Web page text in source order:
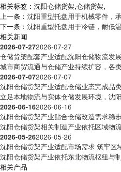
相关标签： 沈阳仓储货架,仓储货架,
上一条： 沈阳重型托盘用于机械零件，
下一条： 沈阳重型托盘用于冷链，耐低
相关新闻
2026-07-272026-07-27
仓储货架配套产业适配沈阳仓储物流发展
城市商贸流通与仓储产业持续扩容，各
2026-07-072026-07-07
沈阳仓储货架产业适配仓储业态完成品
立足本地物流与实体仓储发展环境，沈
2026-06-162026-06-16
沈阳仓储货架产业贴合仓储改造需求稳
沈阳仓储货架相关制造产业依托区域物
2026-05-262026-05-26
沈阳仓储货架产业适配市场需求 筑牢区
沈阳仓储货架产业依托东北物流枢纽与
相关产品